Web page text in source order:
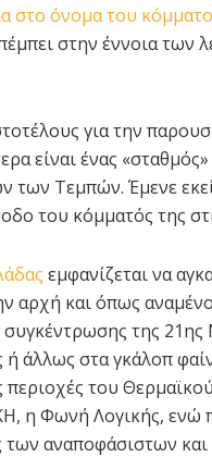
στο όνομα του
στην έννοια των
για την
είναι ένας
Τεμπών. Έμενε
του κόμματός της
εμφανίζεται να
αρχή και όπως
της
άλλως στα γκάλοπ
περιοχές του
η Φωνή Λογικής, ενώ
των αναποφάσιστων